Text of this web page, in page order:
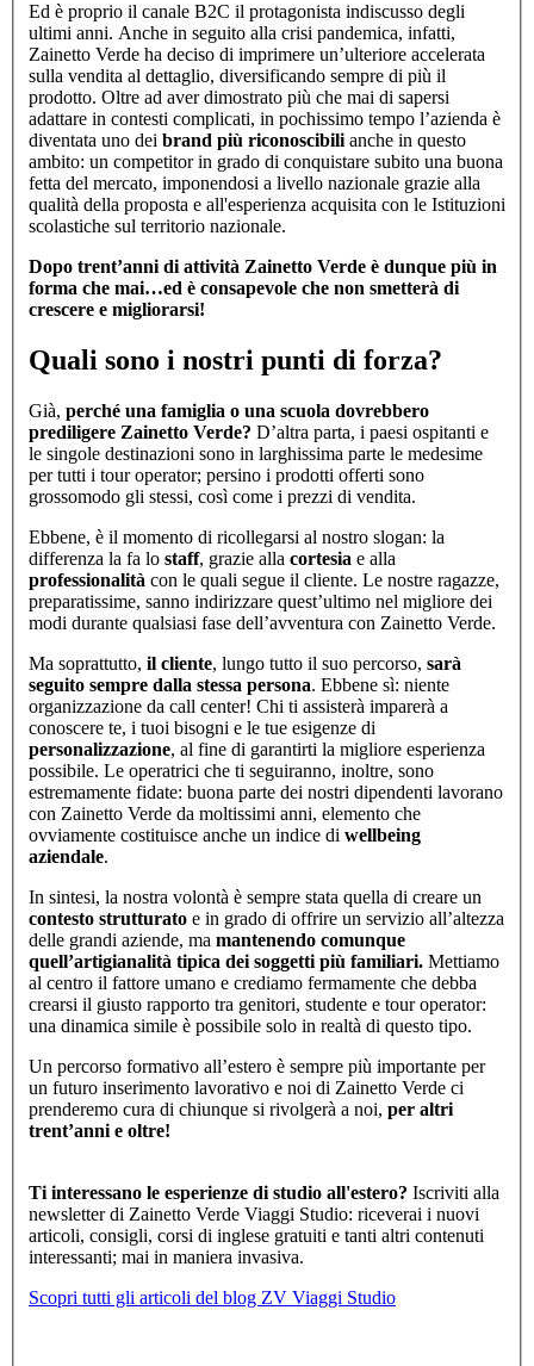
Ed è proprio il canale B2C il protagonista indiscusso degli
ultimi anni. Anche in seguito alla crisi pandemica, infatti,
Zainetto Verde ha deciso di imprimere un’ulteriore accelerata
sulla vendita al dettaglio, diversificando sempre di più il
prodotto. Oltre ad aver dimostrato più che mai di sapersi
adattare in contesti complicati, in pochissimo tempo l’azienda è
diventata uno dei brand più riconoscibili anche in questo
ambito: un competitor in grado di conquistare subito una buona
fetta del mercato, imponendosi a livello nazionale grazie alla
qualità della proposta e all'esperienza acquisita con le Istituzioni
scolastiche sul territorio nazionale.
Dopo trent’anni di attività Zainetto Verde è dunque più in
forma che mai…ed è consapevole che non smetterà di
crescere e migliorarsi!
Quali sono i nostri punti di forza?
Già, perché una famiglia o una scuola dovrebbero
prediligere Zainetto Verde? D’altra parta, i paesi ospitanti e
le singole destinazioni sono in larghissima parte le medesime
per tutti i tour operator; persino i prodotti offerti sono
grossomodo gli stessi, così come i prezzi di vendita.
Ebbene, è il momento di ricollegarsi al nostro slogan: la
differenza la fa lo staff, grazie alla cortesia e alla
professionalità con le quali segue il cliente. Le nostre ragazze,
preparatissime, sanno indirizzare quest’ultimo nel migliore dei
modi durante qualsiasi fase dell’avventura con Zainetto Verde.
Ma soprattutto, il cliente, lungo tutto il suo percorso, sarà
seguito sempre dalla stessa persona. Ebbene sì: niente
organizzazione da call center! Chi ti assisterà imparerà a
conoscere te, i tuoi bisogni e le tue esigenze di
personalizzazione, al fine di garantirti la migliore esperienza
possibile. Le operatrici che ti seguiranno, inoltre, sono
estremamente fidate: buona parte dei nostri dipendenti lavorano
con Zainetto Verde da moltissimi anni, elemento che
ovviamente costituisce anche un indice di wellbeing
aziendale.
In sintesi, la nostra volontà è sempre stata quella di creare un
contesto strutturato e in grado di offrire un servizio all’altezza
delle grandi aziende, ma mantenendo comunque
quell’artigianalità tipica dei soggetti più familiari. Mettiamo
al centro il fattore umano e crediamo fermamente che debba
crearsi il giusto rapporto tra genitori, studente e tour operator:
una dinamica simile è possibile solo in realtà di questo tipo.
Un percorso formativo all’estero è sempre più importante per
un futuro inserimento lavorativo e noi di Zainetto Verde ci
prenderemo cura di chiunque si rivolgerà a noi, per altri
trent’anni e oltre!
Ti interessano le esperienze di studio all'estero? Iscriviti alla
newsletter di Zainetto Verde Viaggi Studio: riceverai i nuovi
articoli, consigli, corsi di inglese gratuiti e tanti altri contenuti
interessanti; mai in maniera invasiva.
Scopri tutti gli articoli del blog ZV Viaggi Studio